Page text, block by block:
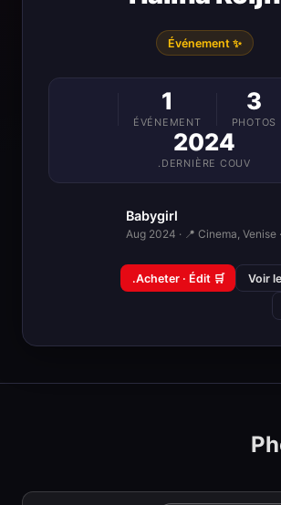
✨ Événement
3
PHOTOS
1
ÉVÉNEMENT
2024
DERNIÈRE COUV.
Babygirl
🛒 Acheter · Édit.